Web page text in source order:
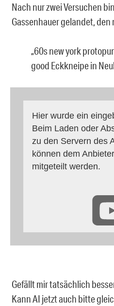
Nach nur zwei Versuchen
Gassenhauer gelandet,
„60s new york
good Eckkneipe in
Hier wurde ein
Beim Laden oder
zu den Servern des
können dem
mitgeteilt werden.
Gefällt mir tatsächlich
Kann AI jetzt auch bitte